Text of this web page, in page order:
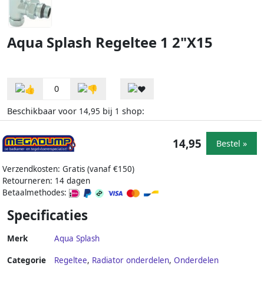
Aqua Splash Regeltee 1 2"X15
0
Beschikbaar voor 14,95 bij 1 shop:
Verzendkosten: Gratis (vanaf €150)
Retourneren: 14 dagen
Betaalmethodes:
14,95 Bestel »
Specificaties
Merk Aqua Splash
Categorie Regeltee, Radiator onderdelen, Onderdelen